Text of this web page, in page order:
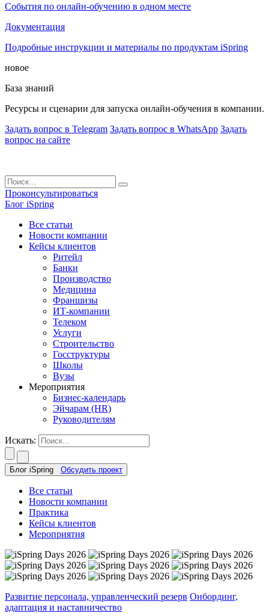
События по онлайн-обучению в одном месте
Документация
Подробные инструкции и материалы по продуктам iSpring
новое
База знаний
Ресурсы и сценарии для запуска онлайн-обучения в компании.
Задать вопрос в Telegram Задать вопрос в WhatsApp Задать
вопрос на сайте
Проконсультироваться
Блог iSpring
Все статьи
Новости компании
Кейсы клиентов
Ритейл
Банки
Производство
Медицина
Франшизы
ИТ-компании
Телеком
Услуги
Строительство
Госструктуры
Школы
Вузы
Мероприятия
Бизнес-календарь
Эйчарам (HR)
Руководителям
Искать:
Блог iSpring Обсудить проект
Все статьи
Новости компании
Практика
Кейсы клиентов
Мероприятия
Развитие персонала, управленческий резерв Онбординг,
адаптация и наставничество